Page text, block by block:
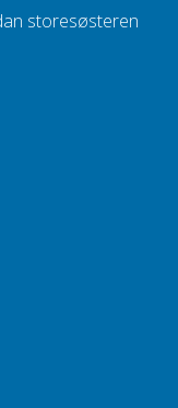
storesøsteren